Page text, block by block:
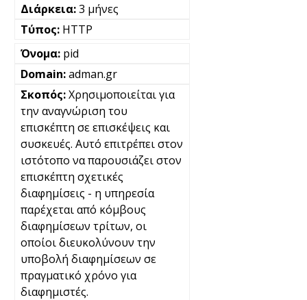
3 μήνες
HTTP
pid
adman.gr
Χρησιμοποιείται για
την αναγνώριση του
επισκέπτη σε επισκέψεις και
συσκευές. Αυτό επιτρέπει στον
ιστότοπο να παρουσιάζει στον
επισκέπτη σχετικές
διαφημίσεις - η υπηρεσία
παρέχεται από κόμβους
διαφημίσεων τρίτων, οι
οποίοι διευκολύνουν την
υποβολή διαφημίσεων σε
πραγματικό χρόνο για
διαφημιστές.